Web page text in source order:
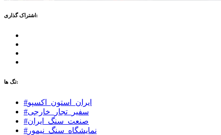
اشتراک گذاری:
تگ ها:
#ایران_استون_اکسپو
#سفیر_تجار_خارجی
#صنعت_سنگ_ایران
#نمایشگاه_سنگ_نیمور